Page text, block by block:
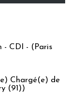
- CDI - (Paris
Chargé(e) de
(91))